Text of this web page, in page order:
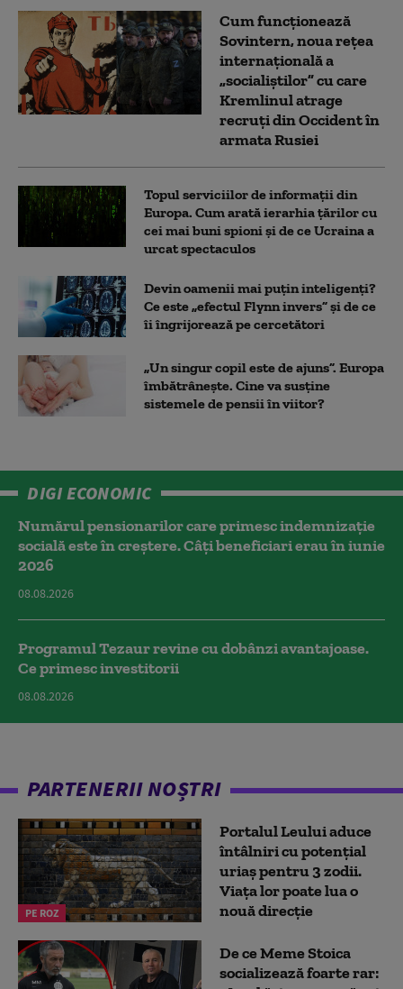
Cum funcționează
Sovintern, noua rețea
internațională a
„socialiștilor” cu care
Kremlinul atrage
recruți din Occident în
armata Rusiei
Topul serviciilor de informații din
Europa. Cum arată ierarhia țărilor cu
cei mai buni spioni și de ce Ucraina a
urcat spectaculos
Devin oamenii mai puțin inteligenți?
Ce este „efectul Flynn invers” și de ce
îi îngrijorează pe cercetători
„Un singur copil este de ajuns”. Europa
îmbătrânește. Cine va susține
sistemele de pensii în viitor?
DIGI ECONOMIC
Numărul pensionarilor care primesc indemnizaţie
socială este în creștere. Câți beneficiari erau în iunie
2026
08.08.2026
Programul Tezaur revine cu dobânzi avantajoase.
Ce primesc investitorii
08.08.2026
PARTENERII NOȘTRI
PE ROZ
Portalul Leului aduce
întâlniri cu potențial
uriaș pentru 3 zodii.
Viața lor poate lua o
nouă direcție
De ce Meme Stoica
socializează foarte rar: